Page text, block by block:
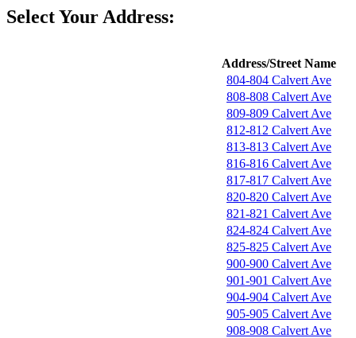
Select Your Address:
Address/Street Name
804-804 Calvert Ave
808-808 Calvert Ave
809-809 Calvert Ave
812-812 Calvert Ave
813-813 Calvert Ave
816-816 Calvert Ave
817-817 Calvert Ave
820-820 Calvert Ave
821-821 Calvert Ave
824-824 Calvert Ave
825-825 Calvert Ave
900-900 Calvert Ave
901-901 Calvert Ave
904-904 Calvert Ave
905-905 Calvert Ave
908-908 Calvert Ave